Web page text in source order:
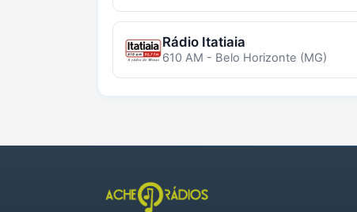
Rádio Itatiaia
610 AM - Belo Horizonte (MG)